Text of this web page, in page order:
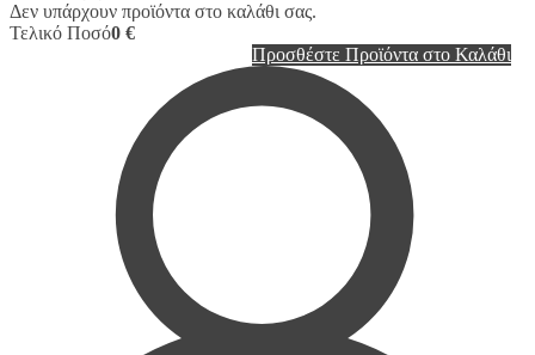
Δεν υπάρχουν προϊόντα στο καλάθι σας.
Τελικό Ποσό0 €
Προσθέστε Προϊόντα στο Καλάθι